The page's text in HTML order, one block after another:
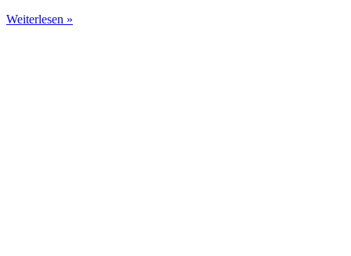
Weiterlesen »